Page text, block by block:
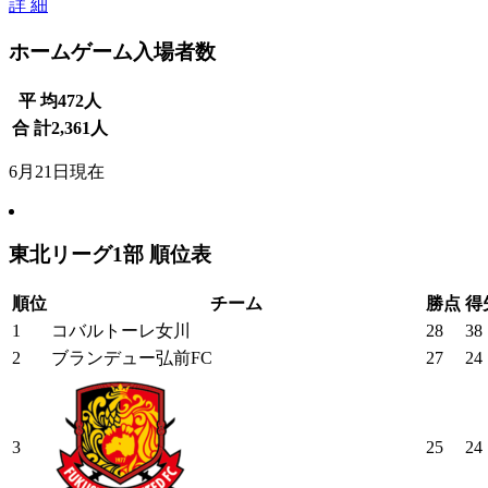
詳 細
ホームゲーム入場者数
平 均472人
合 計2,361 人
6月21日現在
東北リーグ1部 順位表
順位 チーム 勝点 得
1
コバルトーレ女川 28
38
2
ブランデュー弘前FC 27 24
3 25 24